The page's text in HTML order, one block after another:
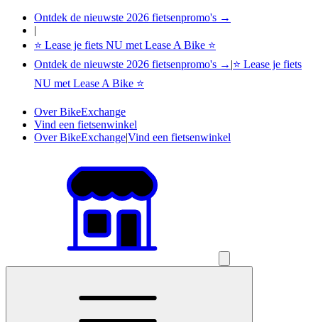
Ontdek de nieuwste 2026 fietsenpromo's →
|
⭐ Lease je fiets NU met Lease A Bike ⭐
Ontdek de nieuwste 2026 fietsenpromo's → |⭐ Lease je fiets
NU met Lease A Bike ⭐
Over BikeExchange
Vind een fietsenwinkel
Over BikeExchange|Vind een fietsenwinkel